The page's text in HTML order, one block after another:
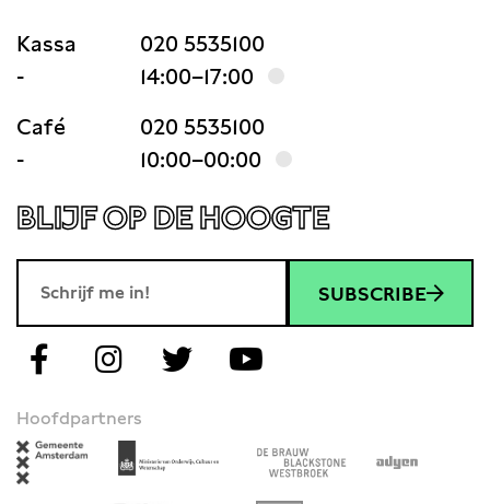
Kassa
020 5535100
-
14:00–17:00
Café
020 5535100
-
10:00–00:00
BLIJF OP DE HOOGTE
SUBSCRIBE
Hoofdpartners